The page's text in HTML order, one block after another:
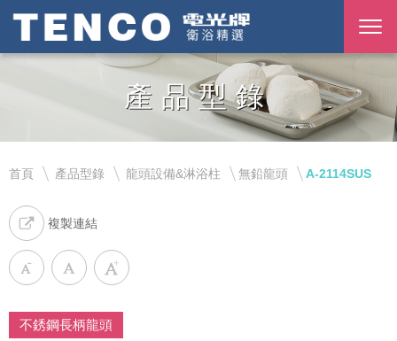
產品型錄
首頁 產品型錄 龍頭設備&淋浴柱 無鉛龍頭 A-2114SUS
複製連結
不銹鋼長柄龍頭